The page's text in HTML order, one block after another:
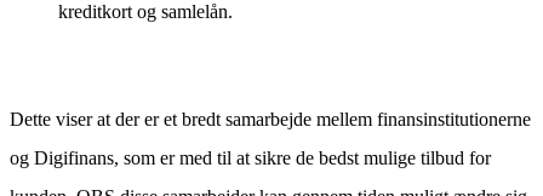
kreditkort og samlelån.
Dette viser at der er et bredt samarbejde mellem finansinstitutionerne
og Digifinans, som er med til at sikre de bedst mulige tilbud for